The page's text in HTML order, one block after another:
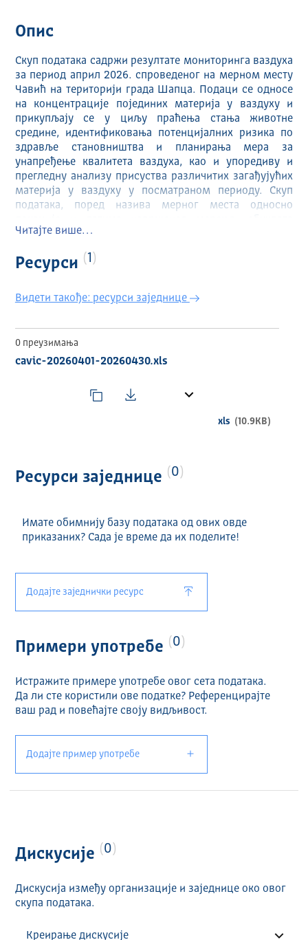
Опис
Скуп података садржи резултате мониторинга ваздуха
за период април 2026. спроведеног на мерном месту
Чавић на територији града Шапца. Подаци се односе
на концентрације појединих материја у ваздуху и
прикупљају се у циљу праћења стања животне
средине, идентификовања потенцијалних ризика по
здравље становништва и планирања мера за
унапређење квалитета ваздуха, као и упоредиву и
прегледну анализу присуства различитих загађујућих
материја у ваздуху у посматраном периоду. Скуп
података, поред назива мерног места односно
јединице мере и концентрације различитих честица у
ваздуху. Подаци су организовани тако да омогућавају
повезивање резултата мерења са конкретном
идентификацију вредности измерених концентрација
кроз припадајуће јединице мере.
Читајте више…
Ресурси 1
Видети такође: ресурси заједнице
0 преузимања
cavic-20260401-20260430.xls
xls (10.9KB)
Ресурси заједнице 0
Имате обимнију базу података од ових овде
приказаних? Сада је време да их поделите!
Додајте заједнички ресурс
Примери употребе 0
Истражите примере употребе овог сета података.
Да ли сте користили ове податке? Референцирајте
ваш рад и повећајте своју видљивост.
Додајте пример употребе
Дискусије 0
Дискусија између организације и заједнице око овог
скупа података.